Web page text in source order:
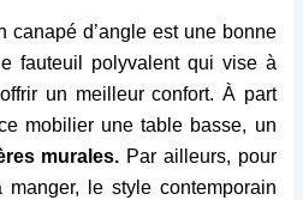
canapé d’angle est une bonne
fauteuil polyvalent qui vise à
un meilleur confort. À part
mobilier une table basse, un
murales. Par ailleurs, pour
le style contemporain